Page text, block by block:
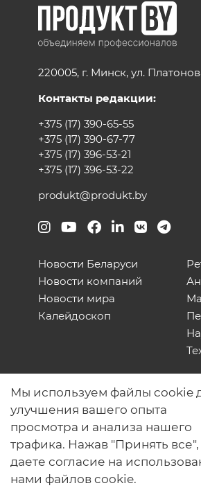
220005, г. Минск, ул.
Контакты редакции:
+375 (17) 390-65-55
+375 (17) 390-67-77
+375 (17) 396-53-21
+375 (17) 396-53-22
produkt@produkt.by
Новости Беларуси
Новости компаний
Новости мира
Калейдоскоп
О нас
Наши проекты
Связь с нами
Общая политика обработки
персональных данных
Политика обработки файлов
Политика обработки
Мы используем файлы cookie
улучшения вашего опыта
просмотра и анализа нашего
трафика. Нажав "Принять
даете согласие на
нами файлов cookie.